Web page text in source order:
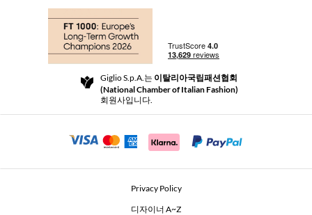
Community Store
Beauty Seekers VIP Club
반품 및 환불
For a safe shopping experience
Security Communication
Giglio S.p.A.는 이탈리아국립패션협회
(National Chamber of Italian Fashion)
회원사입니다.
Privacy Policy
디자이너 A~Z